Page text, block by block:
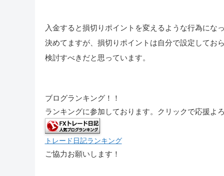
入金すると損切りポイントを変えるような行為にな
決めてますが、損切りポイントは自分で設定してお
検討すべきだと思っています。
ブログランキング！！
ランキングに参加しております。クリックで応援よ
トレード日記ランキング
ご協力お願いします！